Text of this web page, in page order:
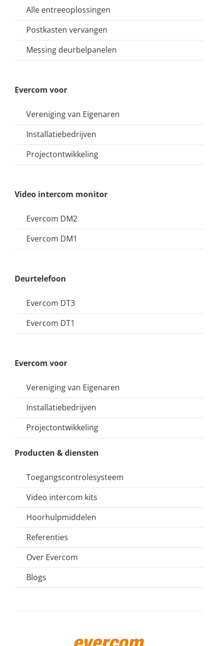
Evercom voor
Vereniging van Eigenaren
Installatiebedrijven
Projectontwikkeling
Producten & diensten
Toegangscontrolesysteem
Video intercom kits
Hoorhulpmiddelen
Referenties
Over Evercom
Blogs
Alle entreeoplossingen
Postkasten vervangen
Messing deurbelpanelen
Evercom voor
Vereniging van Eigenaren
Installatiebedrijven
Projectontwikkeling
Video intercom monitor
Evercom DM2
Evercom DM1
Deurtelefoon
Evercom DT3
Evercom DT1